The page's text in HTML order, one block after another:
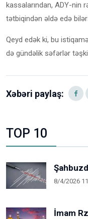
kassalarından, ADY-nin
tətbiqindən əldə edə
Qeyd edək ki, bu
də gündəlik səfərlər
Xəbəri paylaş:
TOP 10
8/4/2026
İmam